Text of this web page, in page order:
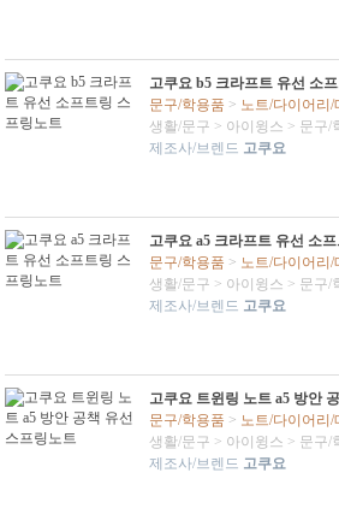
고쿠요 b5 크라프트 유선 소
문구/학용품 > 노트/다이어리/
생활/문구 > 아이윙스 > 문구/
제조사/브렌드 고쿠요
고쿠요 a5 크라프트 유선 소
문구/학용품 > 노트/다이어리/
생활/문구 > 아이윙스 > 문구/
제조사/브렌드 고쿠요
고쿠요 트윈링 노트 a5 방안
문구/학용품 > 노트/다이어리/
생활/문구 > 아이윙스 > 문구/
제조사/브렌드 고쿠요